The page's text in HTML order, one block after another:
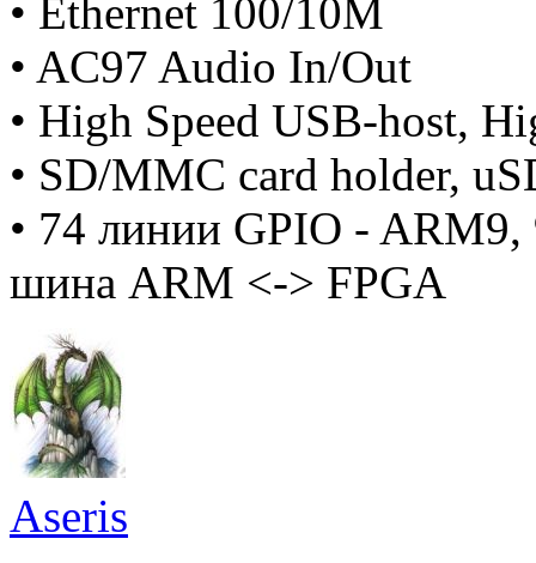
• Ethernet 100/10M
• AC97 Audio In/Out
• High Speed USB-host,
• SD/MMC card holder,
• 74 линии GPIO -
шина ARM <-> FPGA
Aseris